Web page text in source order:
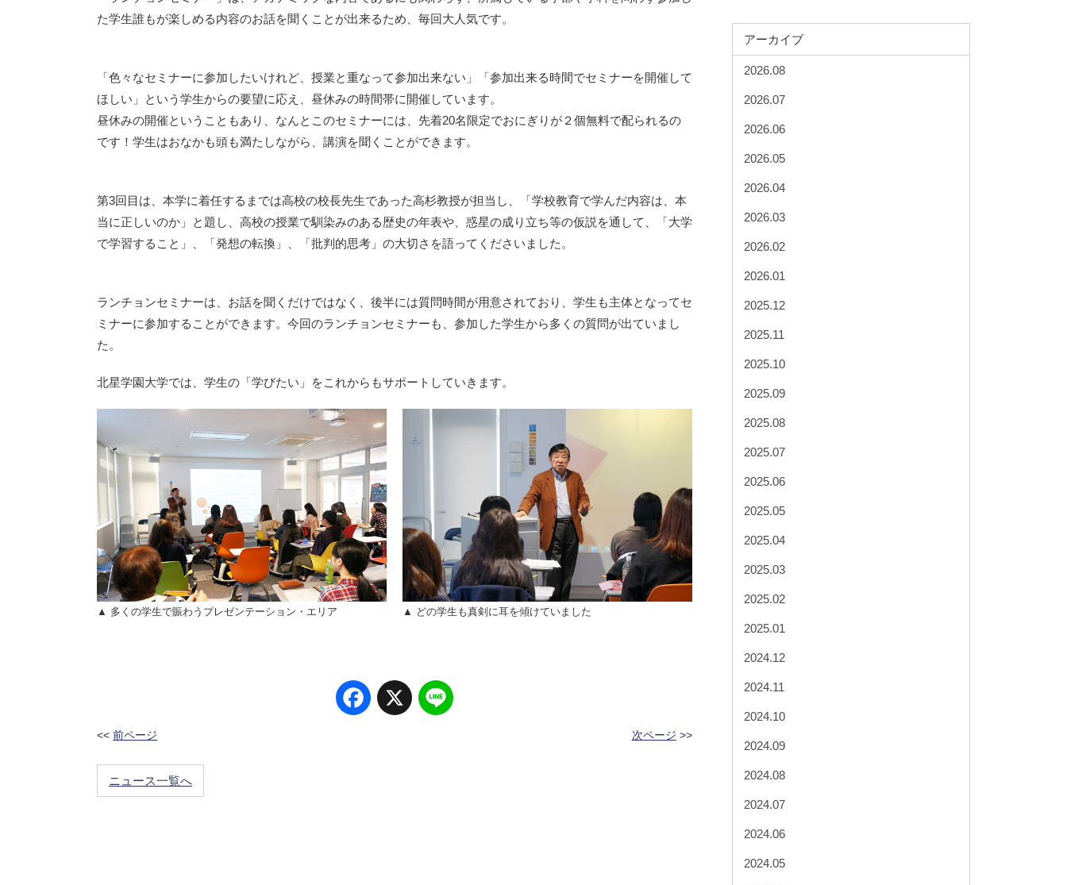
た学生誰もが楽しめる内容のお話を聞くことが出来るため、毎回大人気です。
「色々なセミナーに参加したいけれど、授業と重なって参加出来ない」「参加出来る時間でセミナーを開催して
ほしい」という学生からの要望に応え、昼休みの時間帯に開催しています。
昼休みの開催ということもあり、なんとこのセミナーには、先着20名限定でおにぎりが２個無料で配られるの
です！学生はおなかも頭も満たしながら、講演を聞くことができます。
第3回目は、本学に着任するまでは高校の校長先生であった高杉教授が担当し、「学校教育で学んだ内容は、本
当に正しいのか」と題し、高校の授業で馴染みのある歴史の年表や、惑星の成り立ち等の仮説を通して、「大学
で学習すること」、「発想の転換」、「批判的思考」の大切さを語ってくださいました。
ランチョンセミナーは、お話を聞くだけではなく、後半には質問時間が用意されており、学生も主体となってセ
ミナーに参加することができます。今回のランチョンセミナーも、参加した学生から多くの質問が出ていまし
た。
北星学園大学では、学生の「学びたい」をこれからもサポートしていきます。
▲ 多くの学生で賑わうプレゼンテーション・エリア ▲ どの学生も真剣に耳を傾けていました
Facebook
X
<< 前ページ >>
次ページ
ニュース一覧へ
アーカイブ
2026.08
2026.07
2026.06
2026.05
2026.04
2026.03
2026.02
2026.01
2025.12
2025.11
2025.10
2025.09
2025.08
2025.07
2025.06
2025.05
2025.04
2025.03
2025.02
2025.01
2024.12
2024.11
2024.10
2024.09
2024.08
2024.07
2024.06
2024.05